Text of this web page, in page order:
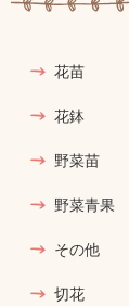
花苗
花鉢
野菜苗
野菜青果
その他
切花